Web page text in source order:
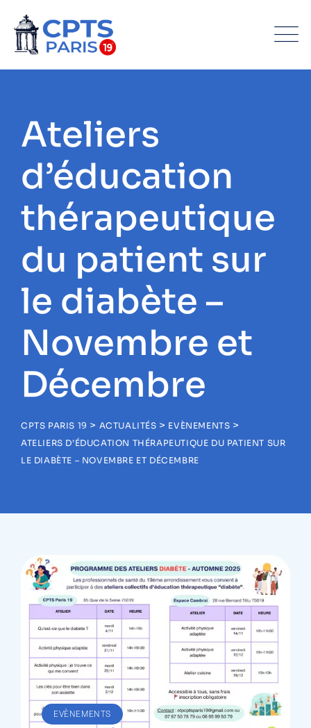
Ateliers
d’éducation
thérapeutique
du patient sur
le diabète –
Novembre et
Décembre
CPTS PARIS 19 > ACTUALITÉS > EVÈNEMENTS >
ATELIERS D’ÉDUCATION THÉRAPEUTIQUE DU PATIENT SUR
LE DIABÈTE – NOVEMBRE ET DÉCEMBRE
EVÈNEMENTS